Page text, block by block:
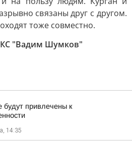
связаны друг с другом.
тоже совместно.
"Вадим Шумков"
будут привлечены к
14:35